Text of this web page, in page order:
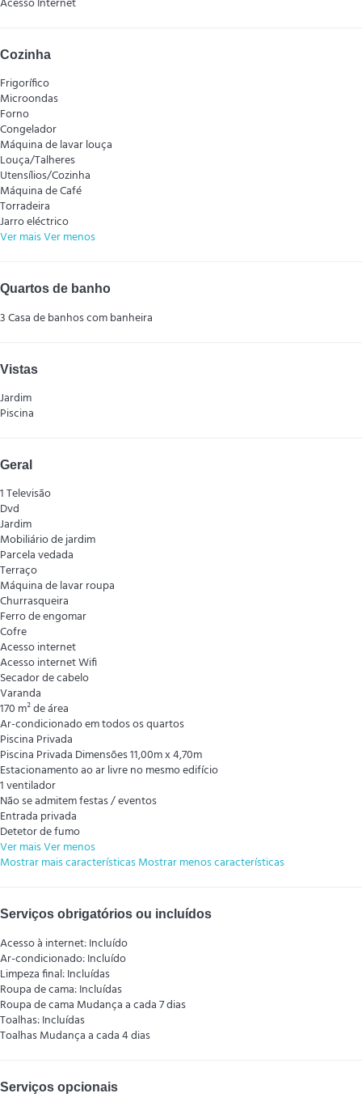
Cozinha
Frigorífico
Microondas
Forno
Congelador
Máquina de lavar louça
Louça/Talheres
Utensílios/Cozinha
Máquina de Café
Torradeira
Jarro eléctrico
Ver maisVer menos
Quartos de banho
3 Casa de banhos com banheira
Vistas
Jardim
Piscina
Geral
1 Televisão
Dvd
Jardim
Mobiliário de jardim
Parcela vedada
Terraço
Máquina de lavar roupa
Churrasqueira
Ferro de engomar
Cofre
Acesso internet
Acesso internetWifi
Secador de cabelo
Varanda
170 m² de área
Ar-condicionado em todos os quartos
Piscina Privada
Piscina Privada Dimensões 11,00m x 4,70m
Estacionamento ao ar livre no mesmo edifício
1 ventilador
Não se admitem festas / eventos
Entrada privada
Detetor de fumo
Ver maisVer menos
Mostrar mais característicasMostrar menos características
Serviços obrigatórios ou incluídos
Acesso à internet: Incluído
Ar-condicionado: Incluído
Limpeza final: Incluídas
Roupa de cama: Incluídas
Roupa de cama Mudança a cada 7 dias
Toalhas: Incluídas
ToalhasMudança a cada 4 dias
Serviços opcionais